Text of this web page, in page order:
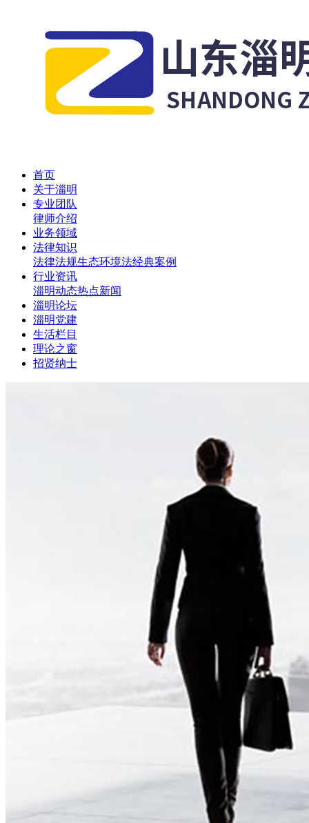
首页
关于淄明
专业团队
律师介绍
业务领域
法律知识
法律法规生态环境法经典案例
行业资讯
淄明动态热点新闻
淄明论坛
淄明党建
生活栏目
理论之窗
招贤纳士